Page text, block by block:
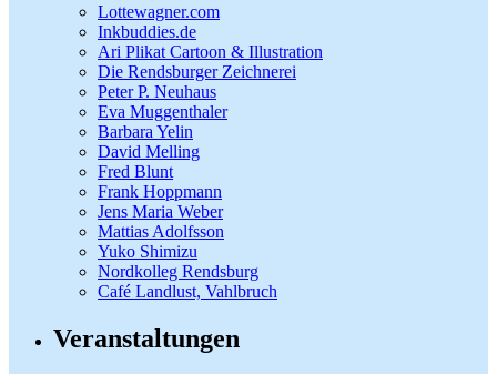
Lottewagner.com
Inkbuddies.de
Ari Plikat Cartoon & Illustration
Die Rendsburger Zeichnerei
Peter P. Neuhaus
Eva Muggenthaler
Barbara Yelin
David Melling
Fred Blunt
Frank Hoppmann
Jens Maria Weber
Mattias Adolfsson
Yuko Shimizu
Nordkolleg Rendsburg
Café Landlust, Vahlbruch
Veranstaltungen